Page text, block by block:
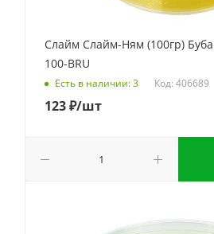
Слайм Слайм-Ням (100гр)
100-BRU
Есть в наличии: 3 Код: 406689
123₽/шт